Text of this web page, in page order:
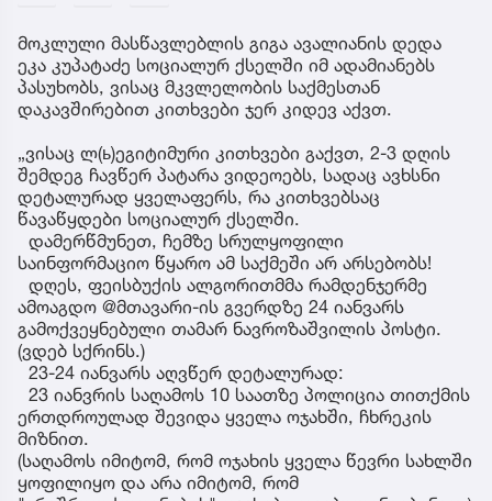
მოკლული მასწავლებლის გიგა ავალიანის დედა
ეკა კუპატაძე სოციალურ ქსელში იმ ადამიანებს
პასუხობს, ვისაც მკვლელობის საქმესთან
დაკავშირებით კითხვები ჯერ კიდევ აქვთ.
„ვისაც ლ(ь)ეგიტიმური კითხვები გაქვთ, 2-3 დღის
შემდეგ ჩავწერ პატარა ვიდეოებს, სადაც ავხსნი
დეტალურად ყველაფერს, რა კითხვებსაც
წავაწყდები სოციალურ ქსელში.
დამერწმუნეთ, ჩემზე სრულყოფილი
საინფორმაციო წყარო ამ საქმეში არ არსებობს!
დღეს, ფეისბუქის ალგორითმმა რამდენჯერმე
ამოაგდო @მთავარი-ის გვერდზე 24 იანვარს
გამოქვეყნებული თამარ ნავროზაშვილის პოსტი.
(ვდებ სქრინს.)
23-24 იანვარს აღვწერ დეტალურად:
23 იანვრის საღამოს 10 საათზე პოლიცია თითქმის
ერთდროულად შევიდა ყველა ოჯახში, ჩხრეკის
მიზნით.
(საღამოს იმიტომ, რომ ოჯახის ყველა წევრი სახლში
ყოფილიყო და არა იმიტომ, რომ